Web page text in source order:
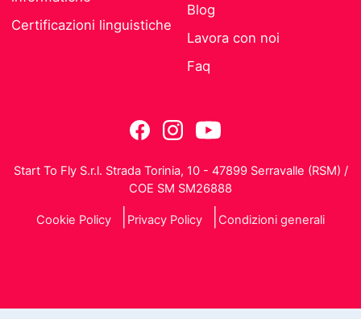
Certificazioni linguistiche
Blog
Lavora con noi
Faq
Start To Fly S.r.l. Strada Torinia, 10 - 47899 Serravalle (RSM) /
COE SM SM26888
Cookie Policy Privacy Policy Condizioni generali